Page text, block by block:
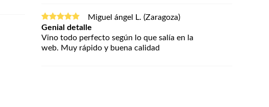
Miguel ángel L. (Zaragoza)
Genial detalle
Vino todo perfecto según lo que salía en la
web. Muy rápido y buena calidad